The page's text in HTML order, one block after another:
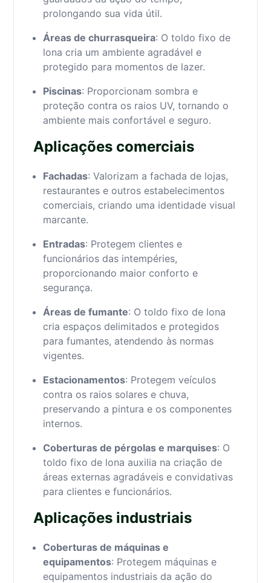
prolongando sua vida útil.
Áreas de churrasqueira: O toldo fixo de
lona cria um ambiente agradável e
protegido para momentos de lazer.
Piscinas: Proporcionam sombra e
proteção contra os raios UV, tornando o
ambiente mais confortável e seguro.
Aplicações comerciais
Fachadas: Valorizam a fachada de lojas,
restaurantes e outros estabelecimentos
comerciais, criando uma identidade visual
marcante.
Entradas: Protegem clientes e
funcionários das intempéries,
proporcionando maior conforto e
segurança.
Áreas de fumante: O toldo fixo de lona
cria espaços delimitados e protegidos
para fumantes, atendendo às normas
vigentes.
Estacionamentos: Protegem veículos
contra os raios solares e chuva,
preservando a pintura e os componentes
internos.
Coberturas de pérgolas e marquises: O
toldo fixo de lona auxilia na criação de
áreas externas agradáveis e convidativas
para clientes e funcionários.
Aplicações industriais
Coberturas de máquinas e
equipamentos: Protegem máquinas e
equipamentos industriais da ação do